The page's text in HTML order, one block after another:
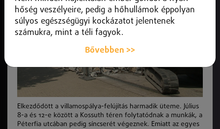
Elkezdődött a villamospálya-felújítás harmadik üteme. Július
8-a és 12-e között a Kossuth téren folytatódnak a munkák, a
Péterfia utcában pedig síncserét végeznek. Emiatt az egyes
hőség veszélyeire, pedig a hőhullámok éppolyan
súlyos egészségügyi kockázatot jelentenek
számukra, mint a téli fagyok.
Bővebben >>